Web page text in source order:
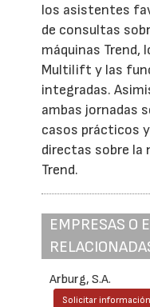
los asistentes
de consultas
máquinas
Multilift y las
integradas.
ambas jornadas
casos prácticos
directas sobre la
Trend.
EMPRESAS O
Arburg, S.A.
Solicitar información